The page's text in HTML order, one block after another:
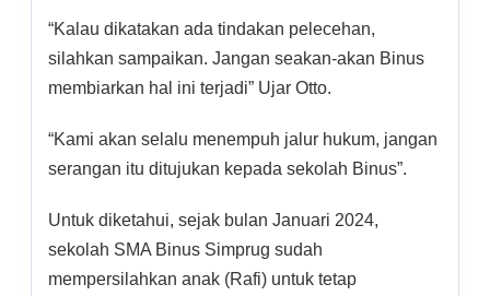
“Kalau dikatakan ada tindakan pelecehan,
silahkan sampaikan. Jangan seakan-akan Binus
membiarkan hal ini terjadi” Ujar Otto.
“Kami akan selalu menempuh jalur hukum, jangan
serangan itu ditujukan kepada sekolah Binus”.
Untuk diketahui, sejak bulan Januari 2024,
sekolah SMA Binus Simprug sudah
mempersilahkan anak (Rafi) untuk tetap